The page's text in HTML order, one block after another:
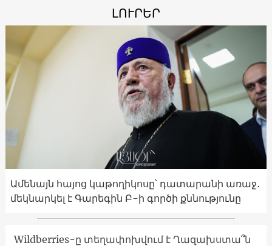
ԼՈՒՐԵՐ
Ամենայն հայոց կաթողիկոսը՝ դատարանի առաջ․
մեկնարկել է Գարեգին Բ-ի գործի քննությունը
Wildberries-ը տեղափոխվում է Ղազախստա՞ն